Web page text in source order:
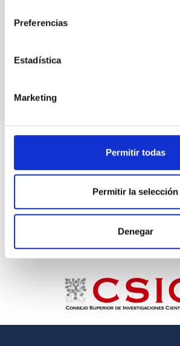
Preferencias
Estadística
Marketing
Permitir todas
Permitir la selección
Denegar
FOTO 2: Actividades de Amanar en
del Roque de los Muchachos, en la